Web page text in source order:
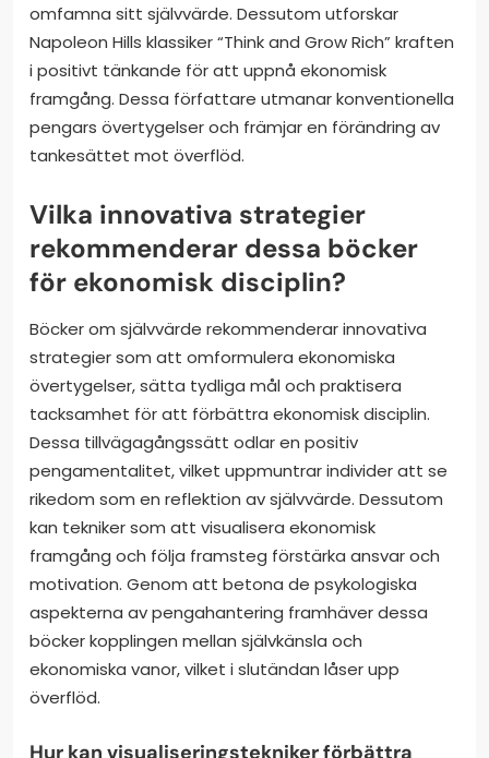
omfamna sitt självvärde. Dessutom utforskar
Napoleon Hills klassiker “Think and Grow Rich” kraften
i positivt tänkande för att uppnå ekonomisk
framgång. Dessa författare utmanar konventionella
pengars övertygelser och främjar en förändring av
tankesättet mot överflöd.
Vilka innovativa strategier
rekommenderar dessa böcker
för ekonomisk disciplin?
Böcker om självvärde rekommenderar innovativa
strategier som att omformulera ekonomiska
övertygelser, sätta tydliga mål och praktisera
tacksamhet för att förbättra ekonomisk disciplin.
Dessa tillvägagångssätt odlar en positiv
pengamentalitet, vilket uppmuntrar individer att se
rikedom som en reflektion av självvärde. Dessutom
kan tekniker som att visualisera ekonomisk
framgång och följa framsteg förstärka ansvar och
motivation. Genom att betona de psykologiska
aspekterna av pengahantering framhäver dessa
böcker kopplingen mellan självkänsla och
ekonomiska vanor, vilket i slutändan låser upp
överflöd.
Hur kan visualiseringstekniker förbättra